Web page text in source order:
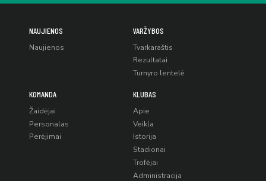
NAUJIENOS
Naujienos
VARŽYBOS
Tvarkaraštis
Rezultatai
Turnyro lentelė
KOMANDA
Žaidėjai
Personalas
Perėjimai
KLUBAS
Apie
Veikla
Istorija
Stadionai
Trofėjai
Administracija